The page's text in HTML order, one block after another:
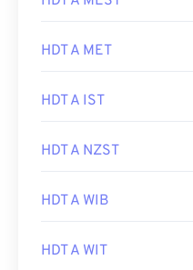
HDT A MET
HDT A IST
HDT A NZST
HDT A WIB
HDT A WIT